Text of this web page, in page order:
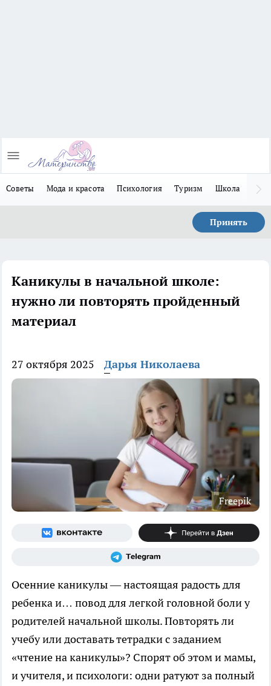
Советы Мода и красота Психология Туризм Школа
Принять
Каникулы в начальной школе:
нужно ли повторять пройденный
материал
27 октября 2025 Дарья Николаева
Freepik
Осенние каникулы — настоящая радость для
ребенка и… повод для легкой головной боли у
родителей начальной школы. Повторять ли
учебу или доставать тетрадки с заданием
«чтение на каникулы»? Спорят об этом и мамы,
и учителя, и психологи: одни ратуют за полный